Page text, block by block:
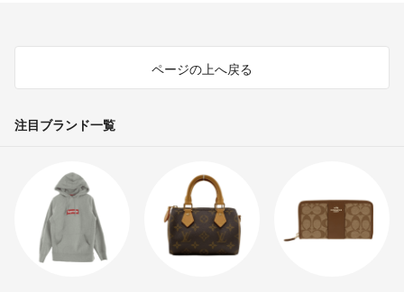
ページの上へ戻る
注目ブランド一覧